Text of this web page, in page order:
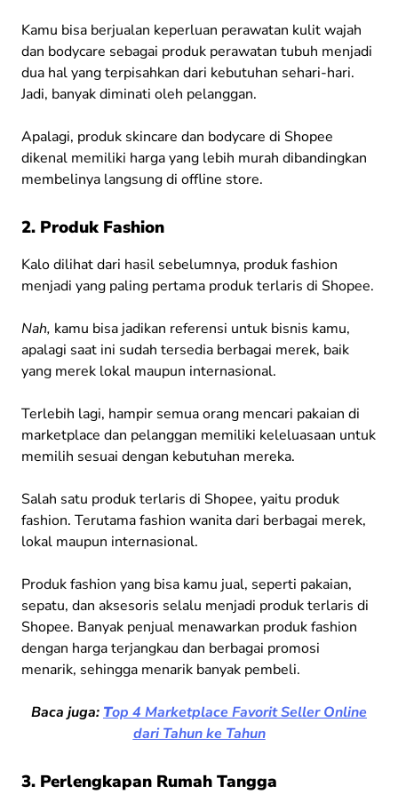
Kamu bisa berjualan keperluan perawatan kulit wajah
dan bodycare sebagai produk perawatan tubuh menjadi
dua hal yang terpisahkan dari kebutuhan sehari-hari.
Jadi, banyak diminati oleh pelanggan.
Apalagi, produk skincare dan bodycare di Shopee
dikenal memiliki harga yang lebih murah dibandingkan
membelinya langsung di offline store.
2. Produk Fashion
Kalo dilihat dari hasil sebelumnya, produk fashion
menjadi yang paling pertama produk terlaris di Shopee.
Nah, kamu bisa jadikan referensi untuk bisnis kamu,
apalagi saat ini sudah tersedia berbagai merek, baik
yang merek lokal maupun internasional.
Terlebih lagi, hampir semua orang mencari pakaian di
marketplace dan pelanggan memiliki keleluasaan untuk
memilih sesuai dengan kebutuhan mereka.
Salah satu produk terlaris di Shopee, yaitu produk
fashion. Terutama fashion wanita dari berbagai merek,
lokal maupun internasional.
Produk fashion yang bisa kamu jual, seperti pakaian,
sepatu, dan aksesoris selalu menjadi produk terlaris di
Shopee. Banyak penjual menawarkan produk fashion
dengan harga terjangkau dan berbagai promosi
menarik, sehingga menarik banyak pembeli.
Baca juga: Top 4 Marketplace Favorit Seller Online
dari Tahun ke Tahun
3. Perlengkapan Rumah Tangga